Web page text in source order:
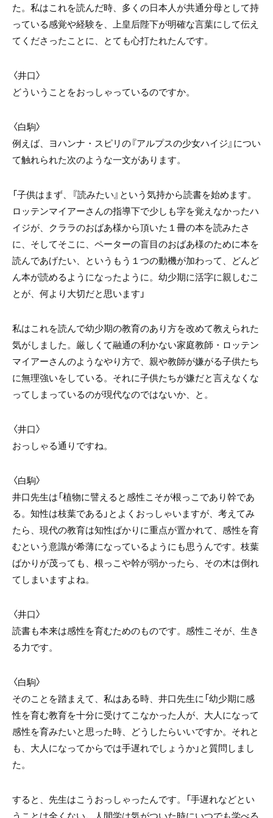
た。私はこれを読んだ時、多くの日本人が共通分母として持
っている感覚や経験を、上皇后陛下が明確な言葉にして伝え
てくださったことに、とても心打たれたんです。
〈井口〉
どういうことをおっしゃっているのですか。
〈白駒〉
例えば、ヨハンナ・スピリの『アルプスの少女ハイジ』につい
て触れられた次のような一文があります。
「子供はまず、『読みたい』という気持から読書を始めます。
ロッテンマイアーさんの指導下で少しも字を覚えなかったハ
イジが、クララのおばあ様から頂いた１冊の本を読みたさ
に、そしてそこに、ペーターの盲目のおばあ様のために本を
読んであげたい、というもう１つの動機が加わって、どんど
ん本が読めるようになったように。幼少期に活字に親しむこ
とが、何より大切だと思います」
私はこれを読んで幼少期の教育のあり方を改めて教えられた
気がしました。厳しくて融通の利かない家庭教師・ロッテン
マイアーさんのようなやり方で、親や教師が嫌がる子供たち
に無理強いをしている。それに子供たちが嫌だと言えなくな
ってしまっているのが現代なのではないか、と。
〈井口〉
おっしゃる通りですね。
〈白駒〉
井口先生は「植物に譬えると感性こそが根っこであり幹であ
る。知性は枝葉である」とよくおっしゃいますが、考えてみ
たら、現代の教育は知性ばかりに重点が置かれて、感性を育
むという意識が希薄になっているようにも思うんです。枝葉
ばかりが茂っても、根っこや幹が弱かったら、その木は倒れ
てしまいますよね。
〈井口〉
読書も本来は感性を育むためのものです。感性こそが、生き
る力です。
〈白駒〉
そのことを踏まえて、私はある時、井口先生に「幼少期に感
性を育む教育を十分に受けてこなかった人が、大人になって
感性を育みたいと思った時、どうしたらいいですか。それと
も、大人になってからでは手遅れでしょうか」と質問しまし
た。
すると、先生はこうおっしゃったんです。「手遅れなどとい